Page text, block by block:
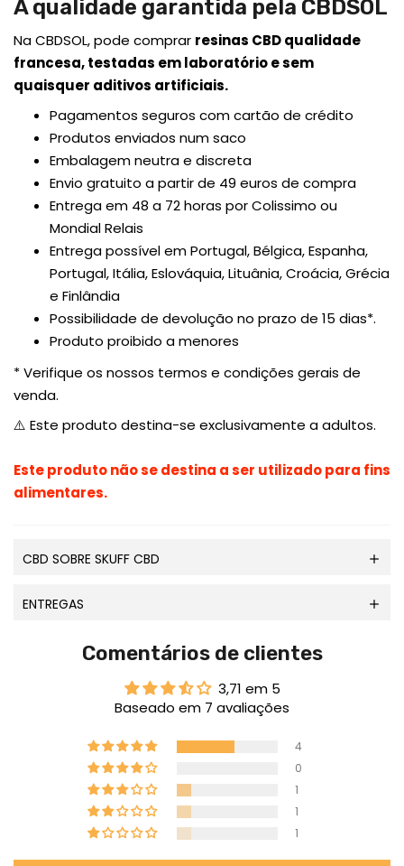
A qualidade garantida pela CBDSOL
Na CBDSOL, pode comprar resinas CBD qualidade
francesa, testadas em laboratório e sem
quaisquer aditivos artificiais.
Pagamentos seguros com cartão de crédito
Produtos enviados num saco
Embalagem neutra e discreta
Envio gratuito a partir de 49 euros de compra
Entrega em 48 a 72 horas por Colissimo ou
Mondial Relais
Entrega possível em Portugal, Bélgica, Espanha,
Portugal, Itália, Eslováquia, Lituânia, Croácia, Grécia
e Finlândia
Possibilidade de devolução no prazo de 15 dias*.
Produto proibido a menores
* Verifique os nossos termos e condições gerais de
venda.
⚠️ Este produto destina-se exclusivamente a adultos.
Este produto não se destina a ser utilizado para fins
alimentares.
CBD SOBRE SKUFF CBD
ENTREGAS
Comentários de clientes
3,71 em 5
Baseado em 7 avaliações
4
0
1
1
1